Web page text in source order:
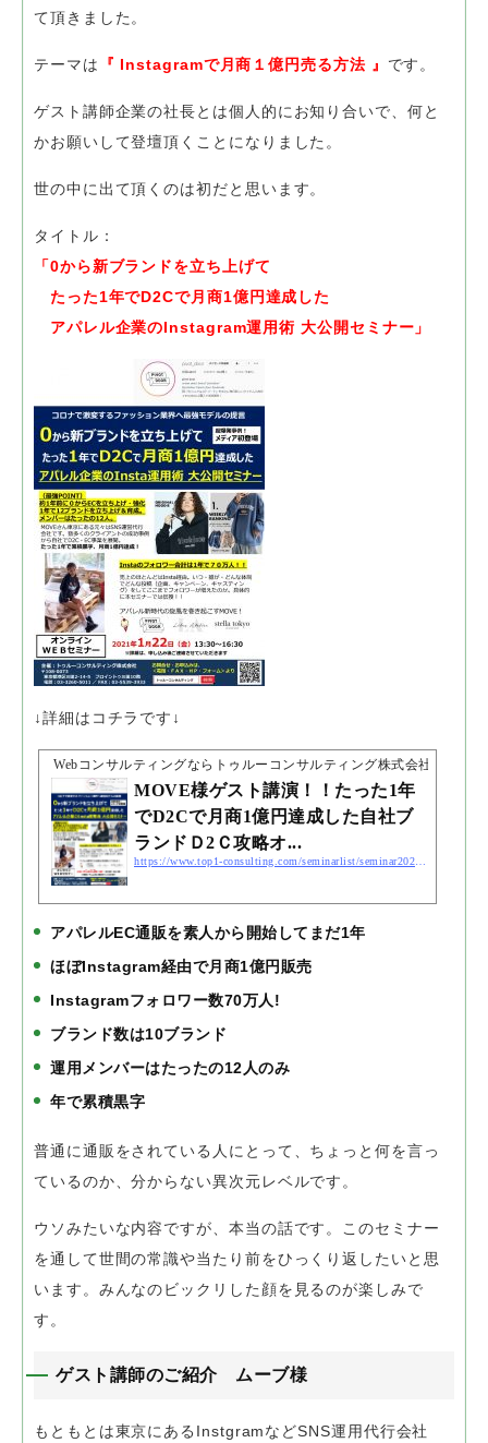
て頂きました。
テーマは 『 Instagramで月商１億円売る方法 』 です。
ゲスト講師企業の社長とは個人的にお知り合いで、 何と
かお願いして登壇頂くことになりました。
世の中に出て頂くのは初だと思います。
タイトル：
「0から新ブランドを立ち上げて
たった1年でD2Cで月商1億円達成した
アパレル企業のInstagram運用術 大公開セミナー」
↓詳細はコチラです↓
Webコンサルティングならトゥルーコンサルティング株式会社
MOVE様ゲスト講演！！たった1年
でD2Cで月商1億円達成した自社ブ
ランドＤ2Ｃ攻略オ...
アパレルEC通販を素人から開始してまだ1年
ほぼInstagram経由で月商1億円販売
Instagramフォロワー数70万人!
ブランド数は10ブランド
運用メンバーはたったの12人のみ
年で累積黒字
普通に通販をされている人にとって、 ちょっと何を言っ
ているのか、分からない異次元レベルです。
ウソみたいな内容ですが、本当の話です。
このセミナー
を通して世間の常識や当たり前をひっくり返したいと思
います。 みんなのビックリした顔を見るのが楽しみで
す。
ゲスト講師のご紹介 ムーブ様
もともとは東京にあるInstgramなどSNS運用代行会社